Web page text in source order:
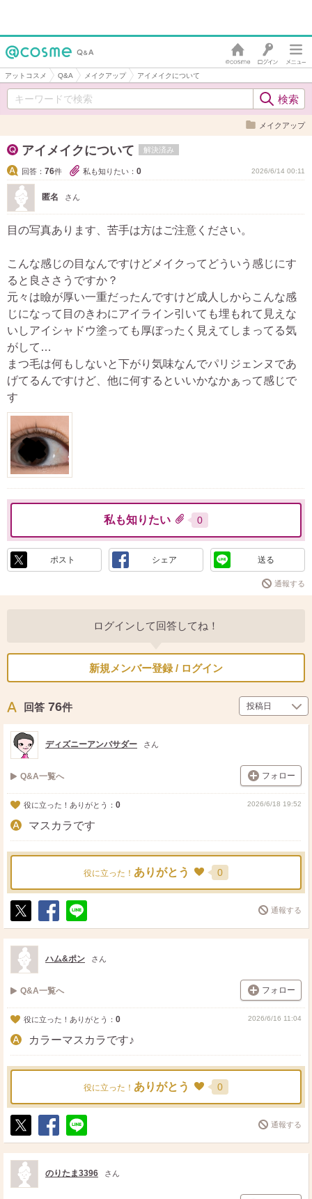
アットコスメ Q&A メイクアップ アイメイクについて
メイクアップ
アイメイクについて 解決済み
回答： 76件 私も知りたい： 0 2026/6/14 00:11
匿名 さん
目の写真あります、苦手は方はご注意ください。
こんな感じの目なんですけどメイクってどういう感じにす
ると良ささうですか？
元々は瞼が厚い一重だったんですけど成人しからこんな感
じになって目のきわにアイライン引いても埋もれて見えな
いしアイシャドウ塗っても厚ぼったく見えてしまってる気
がして…
まつ毛は何もしないと下がり気味なんでパリジェンヌであ
げてるんですけど、他に何するといいかなかぁって感じで
す
私も知りたい 0
ポスト シェア 送る
通報する
ログインして回答してね！
新規メンバー登録 / ログイン
回答 76件
ディズニーアンバサダー さん
Q&A一覧へ フォロー
役に立った！ありがとう： 0 2026/6/18 19:52
マスカラです
役に立った！ ありがとう 0
ポ
ス
ト
シ
ェ
送
る
通報する
ハム&ポン さん
Q&A一覧へ フォロー
役に立った！ありがとう： 0 2026/6/16 11:04
カラーマスカラです♪
役に立った！ ありがとう 0
ポ
ス
ト
シ
ェ
送
る
通報する
のりたま3396 さん